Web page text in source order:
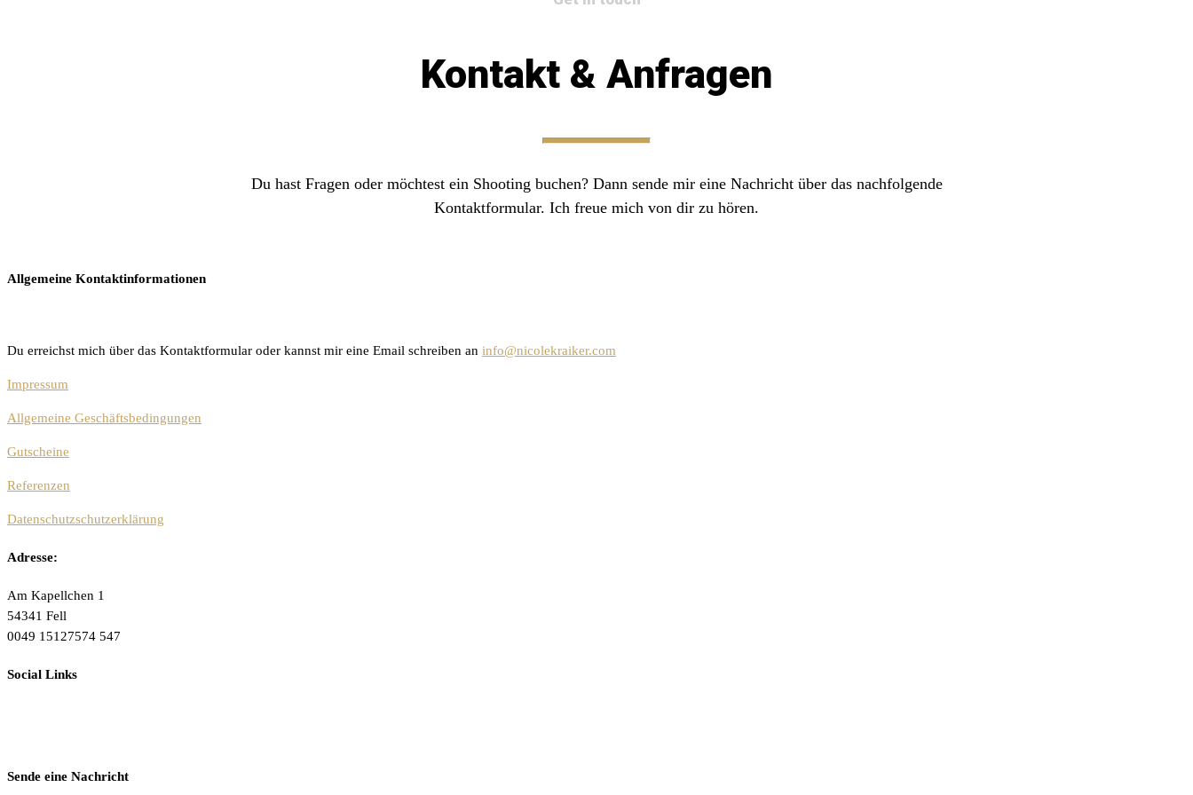
Kontakt & Anfragen
Du hast Fragen oder möchtest ein Shooting buchen? Dann sende mir eine Nachricht über das nachfolgende
Kontaktformular. Ich freue mich von dir zu hören.
Allgemeine Kontaktinformationen
Du erreichst mich über das Kontaktformular oder kannst mir eine Email schreiben an info@nicolekraiker.com
Impressum
Allgemeine Geschäftsbedingungen
Gutscheine
Referenzen
Datenschutzschutzerklärung
Adresse:
Am Kapellchen 1
54341 Fell
0049 15127574 547
Social Links
Sende eine Nachricht